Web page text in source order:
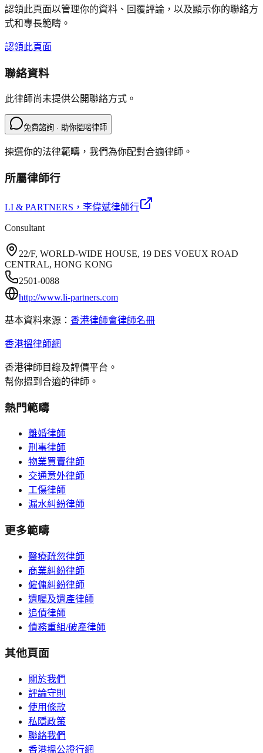
認領此頁面以管理你的資料、回覆評論，以及顯示你的聯絡方
式和專長範疇。
認領此頁面
聯絡資料
此律師尚未提供公開聯絡方式。
免費諮詢 · 助你搵啱律師
揀選你的法律範疇，我們為你配對合適律師。
所屬律師行
LI & PARTNERS ，李偉斌律師行
Consultant
22/F, WORLD-WIDE HOUSE, 19 DES VOEUX ROAD
CENTRAL, HONG KONG
2501-0088
http://www.li-partners.com
基本資料來源： 香港律師會律師名冊
香港搵律師網
香港律師目錄及評價平台。
幫你搵到合適的律師。
熱門範疇
離婚律師
刑事律師
物業買賣律師
交通意外律師
工傷律師
漏水糾紛律師
更多範疇
醫療疏忽律師
商業糾紛律師
僱傭糾紛律師
遺囑及遺產律師
追債律師
債務重組/破產律師
其他頁面
關於我們
評論守則
使用條款
私隱政策
聯絡我們
香港搵公證行網